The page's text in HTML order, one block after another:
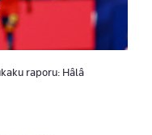
raporu: Hâlâ